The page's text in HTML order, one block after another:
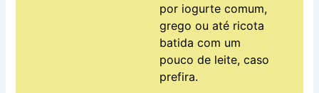
por iogurte comum,
grego ou até ricota
batida com um
pouco de leite, caso
prefira.